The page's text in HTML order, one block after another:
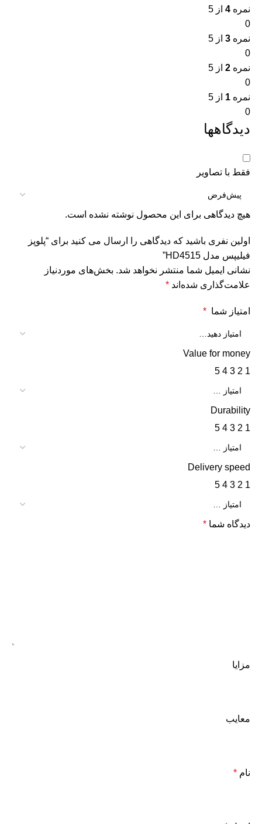
نمره 4 از 5
0
نمره 3 از 5
0
نمره 2 از 5
0
نمره 1 از 5
0
دیدگاهها
فقط با تصاویر
هیچ دیدگاهی برای این محصول نوشته نشده است.
اولین نفری باشید که دیدگاهی را ارسال می کنید برای “پلوپز
فیلیپس مدل HD4515”
نشانی ایمیل شما منتشر نخواهد شد. بخش‌های موردنیاز
علامت‌گذاری شده‌اند *
امتیاز شما *
Value for money
1
2
3
4
5
Durability
1
2
3
4
5
Delivery speed
1
2
3
4
5
دیدگاه شما *
مزایا
معایب
نام *